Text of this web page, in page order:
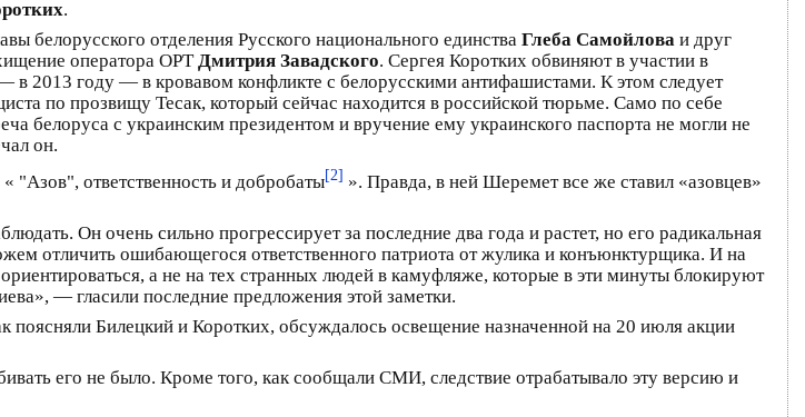
.
белорусского отделения Русского национального единства Глеба Самойлова и друг
оператора ОРТДмитрия Завадского. Сергея Коротких обвиняют в участии в
2013 году — в кровавом конфликте с белорусскими антифашистами. К этом следует
по прозвищу Тесак, который сейчас находится в российской тюрьме. Само по себе
белоруса с украинским президентом и вручение ему украинского паспорта не могли не
он.
"Азов", ответственность и добробаты[2] ». Правда, в ней Шеремет все же ставил «азовцев»
Он очень сильно прогрессирует за последние два года и растет, но его радикальная
отличить ошибающегося ответственного патриота от жулика и конъюнктурщика. И на
а не на тех странных людей в камуфляже, которые в эти минуты блокируют
— гласили последние предложения этой заметки.
Билецкий и Коротких, обсуждалось освещение назначенной на 20 июля акции
его не было. Кроме того, как сообщали СМИ, следствие отрабатывало эту версию и